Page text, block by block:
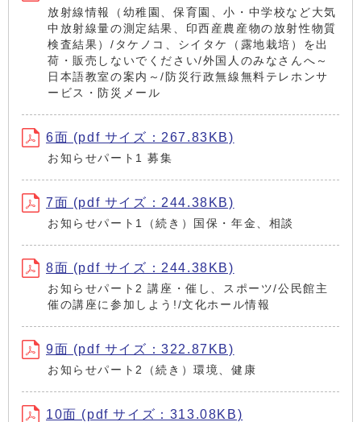
放射線情報（幼稚園、保育園、小・中学校など大気
中放射線量の測定結果、印西産農産物の放射性物質
検査結果）/タケノコ、シイタケ（露地栽培）を出
荷・販売しないでください/外国人のみなさんへ～
日本語教室の案内～/防災行政無線無料テレホンサ
ービス・防災メール
6面 (pdf サイズ：267.83KB)
お知らせパート1 募集
7面 (pdf サイズ：244.38KB)
お知らせパート1（続き）国保・年金、相談
8面 (pdf サイズ：244.38KB)
お知らせパート2 講座・催し、スポーツ/公民館主
催の講座に参加しよう!/文化ホール情報
9面 (pdf サイズ：322.87KB)
お知らせパート2（続き）環境、健康
10面 (pdf サイズ：313.08KB)